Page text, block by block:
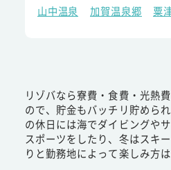
山中温泉
加賀温泉郷 粟
リゾバなら寮費・食費・光熱
ので、貯金もバッチリ貯めら
の休日には海でダイビングや
スポーツをしたり、冬はスキ
りと勤務地によって楽しみ方